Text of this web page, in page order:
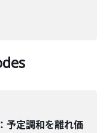
予定調和を離れ価